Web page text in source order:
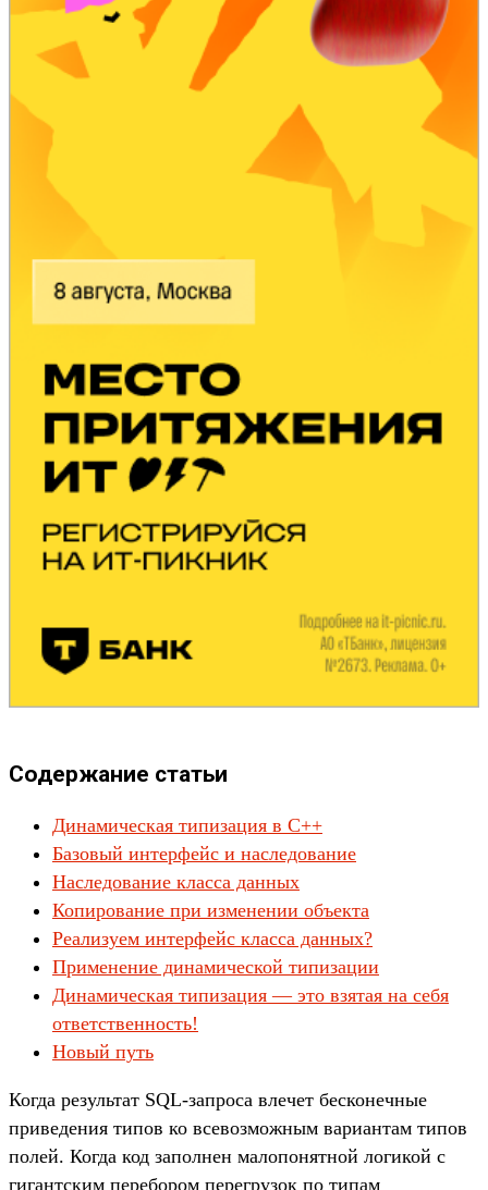
Содержание статьи
Динамическая типизация в C++
Базовый интерфейс и наследование
Наследование класса данных
Копирование при изменении объекта
Реализуем интерфейс класса данных?
Применение динамической типизации
Динамическая типизация — это взятая на себя
ответственность!
Новый путь
Когда результат SQL-запроса влечет бесконечные
приведения типов ко всевозможным вариантам типов
полей. Когда код заполнен малопонятной логикой с
гигантским перебором перегрузок по типам